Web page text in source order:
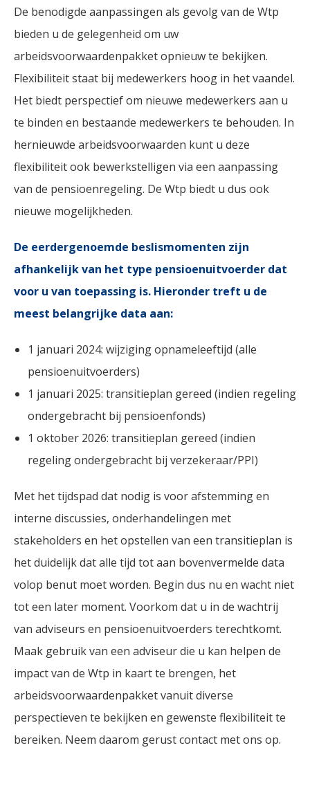
De benodigde aanpassingen als gevolg van de Wtp
bieden u de gelegenheid om uw
arbeidsvoorwaardenpakket opnieuw te bekijken.
Flexibiliteit staat bij medewerkers hoog in het vaandel.
Het biedt perspectief om nieuwe medewerkers aan u
te binden en bestaande medewerkers te behouden. In
hernieuwde arbeidsvoorwaarden kunt u deze
flexibiliteit ook bewerkstelligen via een aanpassing
van de pensioenregeling. De Wtp biedt u dus ook
nieuwe mogelijkheden.
De eerdergenoemde beslismomenten zijn
afhankelijk van het type pensioenuitvoerder dat
voor u van toepassing is. Hieronder treft u de
meest belangrijke data aan:
1 januari 2024: wijziging opnameleeftijd (alle
pensioenuitvoerders)
1 januari 2025: transitieplan gereed (indien regeling
ondergebracht bij pensioenfonds)
1 oktober 2026: transitieplan gereed (indien
regeling ondergebracht bij verzekeraar/PPI)
Met het tijdspad dat nodig is voor afstemming en
interne discussies, onderhandelingen met
stakeholders en het opstellen van een transitieplan is
het duidelijk dat alle tijd tot aan bovenvermelde data
volop benut moet worden. Begin dus nu en wacht niet
tot een later moment. Voorkom dat u in de wachtrij
van adviseurs en pensioenuitvoerders terechtkomt.
Maak gebruik van een adviseur die u kan helpen de
impact van de Wtp in kaart te brengen, het
arbeidsvoorwaardenpakket vanuit diverse
perspectieven te bekijken en gewenste flexibiliteit te
bereiken. Neem daarom gerust contact met ons op.